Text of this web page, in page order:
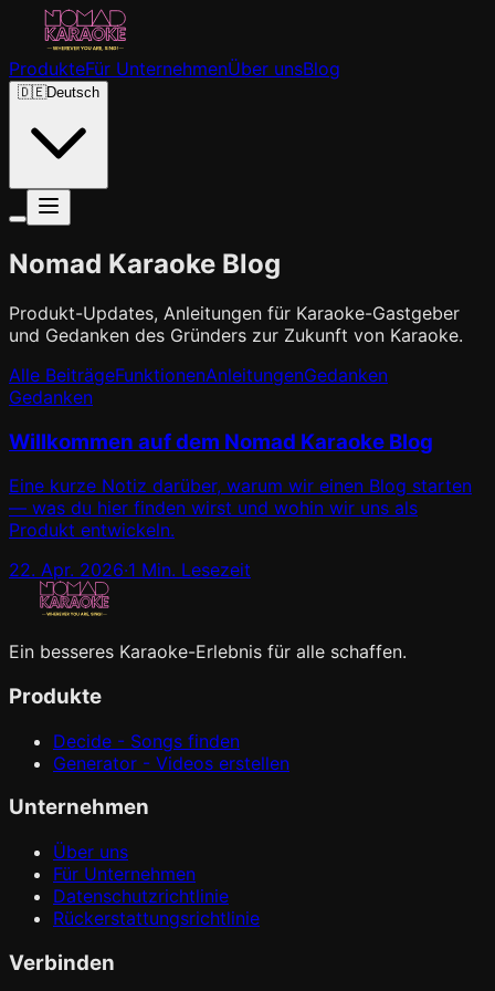
ProdukteFür UnternehmenÜber unsBlog
🇩🇪Deutsch
Nomad Karaoke Blog
Produkt-Updates, Anleitungen für Karaoke-Gastgeber
und Gedanken des Gründers zur Zukunft von Karaoke.
Alle BeiträgeFunktionenAnleitungenGedanken
Gedanken
Willkommen auf dem Nomad Karaoke Blog
Eine kurze Notiz darüber, warum wir einen Blog starten
— was du hier finden wirst und wohin wir uns als
Produkt entwickeln.
22. Apr. 2026·1 Min. Lesezeit
Ein besseres Karaoke-Erlebnis für alle schaffen.
Produkte
Decide - Songs finden
Generator - Videos erstellen
Unternehmen
Über uns
Für Unternehmen
Datenschutzrichtlinie
Rückerstattungsrichtlinie
Verbinden